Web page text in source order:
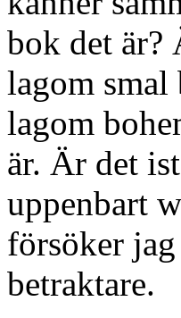
bok det är?
lagom
lagom
är. Är det
uppenbart
försöker
betraktare.